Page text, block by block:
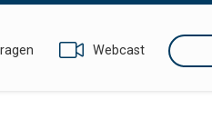
Webcast Zoeken